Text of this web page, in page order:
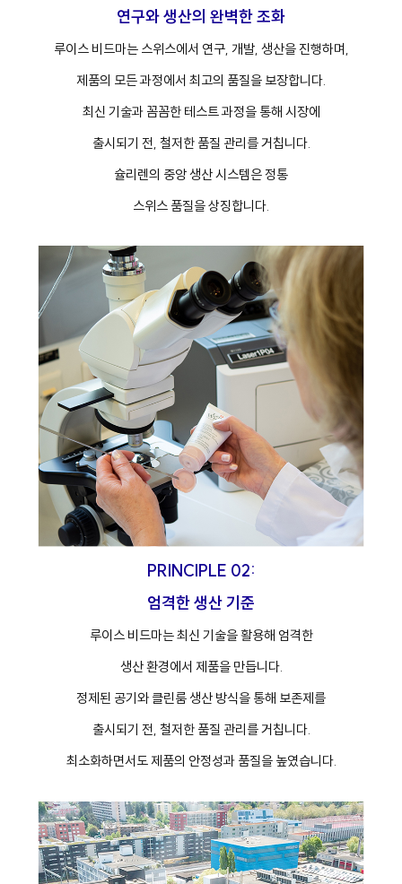
연구와 생산의 완벽한 조화
루이스 비드마는 스위스에서 연구, 개발, 생산을 진행하며,
제품의 모든 과정에서 최고의 품질을 보장합니다.
최신 기술과 꼼꼼한 테스트 과정을 통해 시장에
출시되기 전, 철저한 품질 관리를 거칩니다.
슐리렌의 중앙 생산 시스템은 정통
스위스 품질을 상징합니다.
PRINCIPLE 02:
엄격한 생산 기준
루이스 비드마는 최신 기술을 활용해 엄격한
생산 환경에서 제품을 만듭니다.
정제된 공기와 클린룸 생산 방식을 통해 보존제를
출시되기 전, 철저한 품질 관리를 거칩니다.
최소화하면서도 제품의 안정성과 품질을 높였습니다.